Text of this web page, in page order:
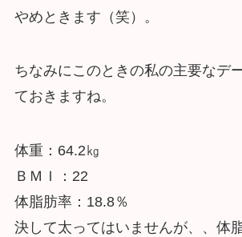
やめときます（笑）。
ちなみにこのときの私の主要なデ
ておきますね。
体重：64.2㎏
ＢＭＩ：22
体脂肪率：18.8％
決して太ってはいませんが、、体